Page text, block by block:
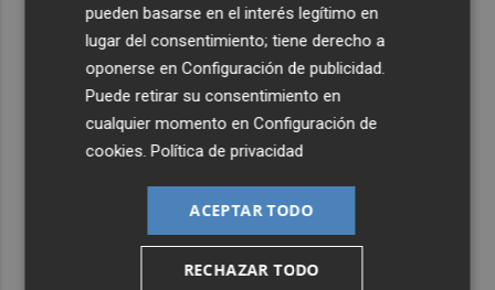
pueden basarse en el interés legítimo en
lugar del consentimiento; tiene derecho a
oponerse enConfiguración de publicidad.
Puede retirar su consentimiento en
cualquier momento enConfiguración de
cookies.Política de privacidad
ACEPTAR TODO
RECHAZAR TODO